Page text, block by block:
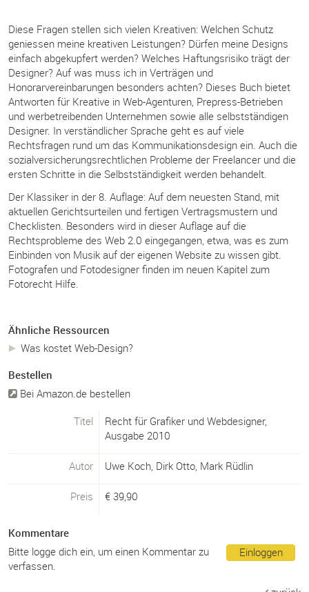
Diese Fragen stellen sich vielen Kreativen: Welchen Schutz
geniessen meine kreativen Leistungen? Dürfen meine Designs
einfach abgekupfert werden? Welches Haftungsrisiko trägt der
Designer? Auf was muss ich in Verträgen und
Honorarvereinbarungen besonders achten? Dieses Buch bietet
Antworten für Kreative in Web-Agenturen, Prepress-Betrieben
und werbetreibenden Unternehmen sowie alle selbstständigen
Designer. In verständlicher Sprache geht es auf viele
Rechtsfragen rund um das Kommunikationsdesign ein. Auch die
sozialversicherungsrechtlichen Probleme der Freelancer und die
ersten Schritte in die Selbstständigkeit werden behandelt.
Der Klassiker in der 8. Auflage: Auf dem neuesten Stand, mit
aktuellen Gerichtsurteilen und fertigen Vertragsmustern und
Checklisten. Besonders wird in dieser Auflage auf die
Rechtsprobleme des Web 2.0 eingegangen, etwa, was es zum
Einbinden von Musik auf der eigenen Website zu wissen gibt.
Fotografen und Fotodesigner finden im neuen Kapitel zum
Fotorecht Hilfe.
Ähnliche Ressourcen
Was kostet Web-Design?
Bestellen
Bei Amazon.de bestellen
Titel
Recht für Grafiker und Webdesigner,
Ausgabe 2010
Autor Uwe Koch, Dirk Otto, Mark Rüdlin
Preis € 39,90
Kommentare
Einloggen
Bitte logge dich ein, um einen Kommentar zu
verfassen.